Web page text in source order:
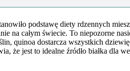
podstawę diety rdzennych
na całym świecie. To niepozorne
quinoa dostarcza wszystkich
że jest to idealne źródło białka